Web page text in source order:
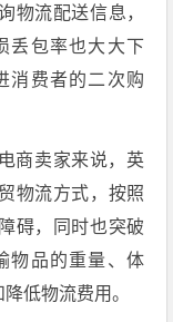
物流配送信息，
丢包率也大大下
消费者的二次购
商卖家来说，英
物流方式，按照
碍，同时也突破
物品的重量、体
低物流费用。